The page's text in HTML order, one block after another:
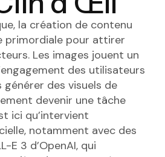
la création de contenu
primordiale pour attirer
Les images jouent un
des utilisateurs
générer des visuels de
devenir une tâche
ici qu’intervient
notamment avec des
E 3 d’OpenAI, qui